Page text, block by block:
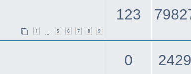
1 … 5 6 7 8 9
123回
覆
0回
2429